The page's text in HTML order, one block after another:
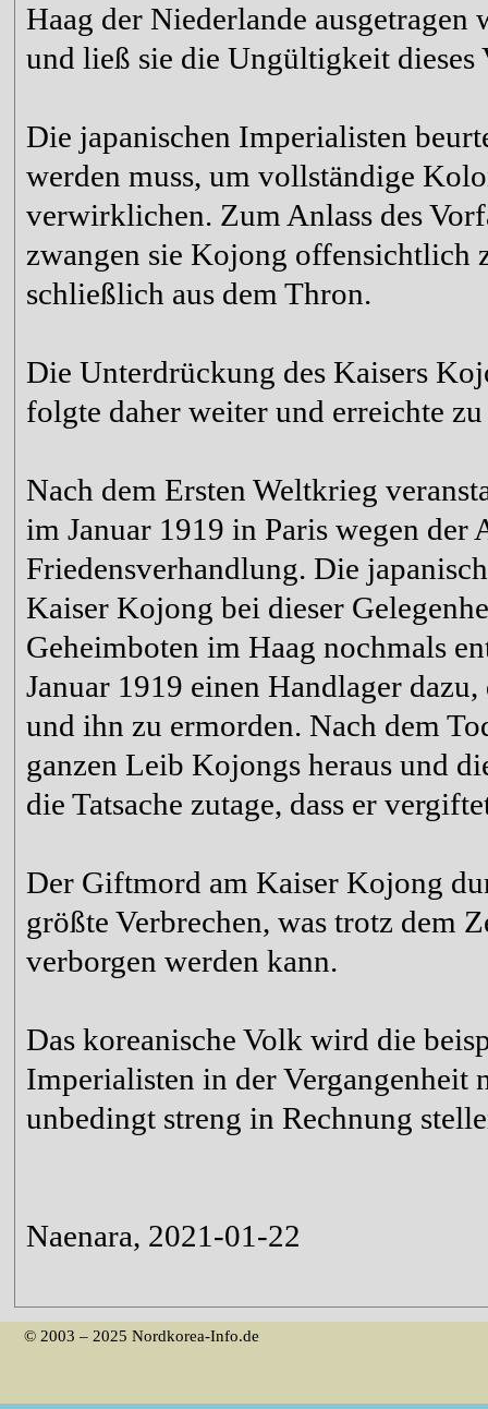
Haag der Niederlande
und ließ sie die Ungültigkeit
Die japanischen Imperialisten
werden muss, um vollständige
verwirklichen. Zum Anlass des
zwangen sie Kojong offensichtlich
schließlich aus dem Thron.
Die Unterdrückung des Kaisers
folgte daher weiter und erreichte
Nach dem Ersten Weltkrieg
im Januar 1919 in Paris wegen
Friedensverhandlung. Die
Kaiser Kojong bei dieser
Geheimboten im Haag nochmals
Januar 1919 einen Handlager
und ihn zu ermorden. Nach dem
ganzen Leib Kojongs heraus und
die Tatsache zutage, dass er
Der Giftmord am Kaiser Kojong
größte Verbrechen, was trotz dem
verborgen werden kann.
Das koreanische Volk wird die
Imperialisten in der Vergangenheit
unbedingt streng in Rechnung
Naenara, 2021-01-22
© 2003 – 2025 Nordkorea-Info.de